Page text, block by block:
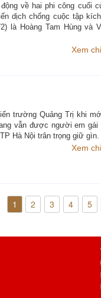
về hai phi công cuối
dịch chống cuộc tập
là Hoàng Tam Hùng và
Xem
trường Quảng Trị khi
vẫn được người em gái
Hà Nội trân trọng giữ gìn.
Xem
1 2 3 4 5